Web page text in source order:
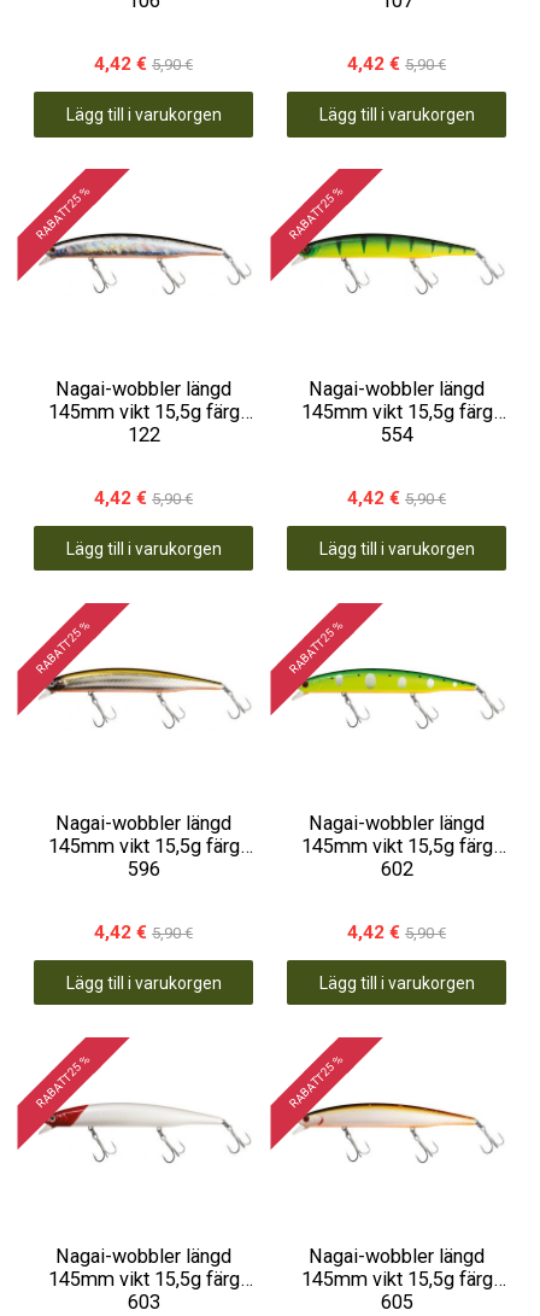
4,42 € 5,90 €
Lägg till i varukorgen
4,42 € 5,90 €
Lägg till i varukorgen
RABATT 25 %
Nagai-wobbler längd
145mm vikt 15,5g färg
122
4,42 € 5,90 €
Lägg till i varukorgen
RABATT 25 %
Nagai-wobbler längd
145mm vikt 15,5g färg
554
4,42 € 5,90 €
Lägg till i varukorgen
RABATT 25 %
Nagai-wobbler längd
145mm vikt 15,5g färg
596
4,42 € 5,90 €
Lägg till i varukorgen
RABATT 25 %
Nagai-wobbler längd
145mm vikt 15,5g färg
602
4,42 € 5,90 €
Lägg till i varukorgen
RABATT 25 %
Nagai-wobbler längd
145mm vikt 15,5g färg
603
RABATT 25 %
Nagai-wobbler längd
145mm vikt 15,5g färg
605